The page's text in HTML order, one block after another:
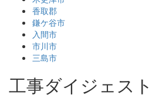
香取郡
鎌ケ谷市
入間市
市川市
三島市
工事ダイジェスト